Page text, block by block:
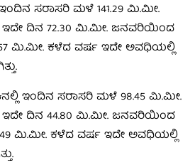
ಇಂದಿನ ಸರಾಸರಿ ಮಳೆ 141.29 ಮಿ.ಮೀ.
ದಿನ 72.30 ಮಿ.ಮೀ. ಜನವರಿಯಿಂದ
ಮಿ.ಮೀ. ಕಳೆದ ವರ್ಷ ಇದೇ ಅವಧಿಯಲ್ಲಿ
ಇಂದಿನ ಸರಾಸರಿ ಮಳೆ 98.45 ಮಿ.ಮೀ.
ದಿನ 44.80 ಮಿ.ಮೀ. ಜನವರಿಯಿಂದ
ಮಿ.ಮೀ. ಕಳೆದ ವರ್ಷ ಇದೇ ಅವಧಿಯಲ್ಲಿ